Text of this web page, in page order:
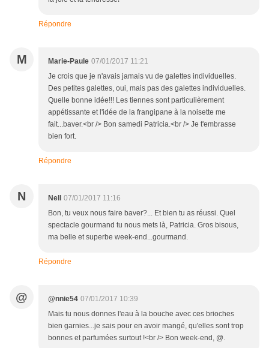
Répondre
M Marie-Paule 07/01/2017 11:21
Je crois que je n'avais jamais vu de galettes individuelles.
Des petites galettes, oui, mais pas des galettes individuelles.
Quelle bonne idée!!! Les tiennes sont particulièrement
appétissante et l'idée de la frangipane à la noisette me
fait...baver.<br /> Bon samedi Patricia.<br /> Je t'embrasse
bien fort.
Répondre
N Nell
07/01/2017 11:16
Bon, tu veux nous faire baver?... Et bien tu as réussi. Quel
spectacle gourmand tu nous mets là, Patricia. Gros bisous,
ma belle et superbe week-end...gourmand.
Répondre
@ @nnie54 07/01/2017 10:39
Mais tu nous donnes l'eau à la bouche avec ces brioches
bien garnies...je sais pour en avoir mangé, qu'elles sont trop
bonnes et parfumées surtout !<br /> Bon week-end, @.